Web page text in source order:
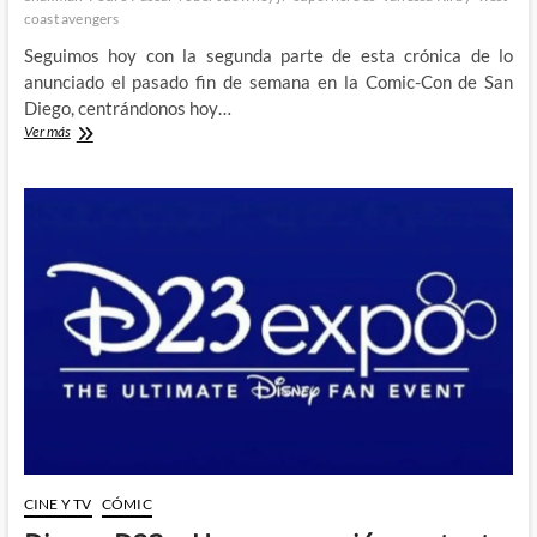
coast avengers
Seguimos hoy con la segunda parte de esta crónica de lo
anunciado el pasado fin de semana en la Comic-Con de San
Diego, centrándonos hoy…
Ver más¿Qué
Comic-
Con
San
Diego?
CINE Y TV CÓMIC